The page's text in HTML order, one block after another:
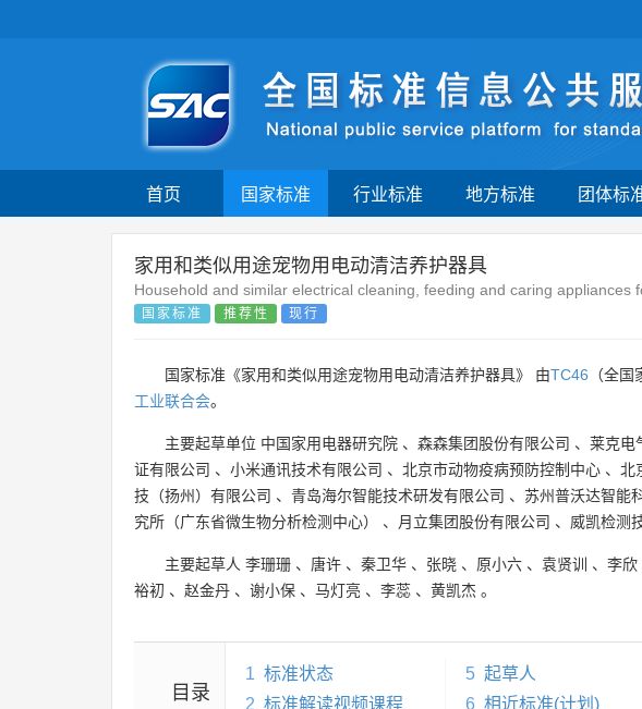
首页 国家标准 行业标准 地方标准 团体标
家用和类似用途宠物用电动清洁养护器具
Household and similar electrical cleaning, feeding and caring appliances
国家标准 推荐性 现行
国家标准《家用和类似用途宠物用电动清洁养护器具》 由TC46 （全
工业联合会。
主要起草单位 中国家用电器研究院 、 森森集团股份有限公司 、 莱克电
证有限公司 、 小米通讯技术有限公司 、 北京市动物疫病预防控制中心 、 北
技（扬州）有限公司 、 青岛海尔智能技术研发有限公司 、 苏州普沃达智能
究所（广东省微生物分析检测中心）
、 月立集团股份有限公司 、 威凯检测
主要起草人 李珊珊 、 唐许 、 秦卫华 、 张晓 、 原小六 、 袁贤训 、 李欣
裕初 、 赵金丹 、 谢小保 、 马灯亮 、 李蕊 、 黄凯杰 。
目录
1 标准状态
2 标准解读视频课程
5 起草人
6 相近标准(计划)